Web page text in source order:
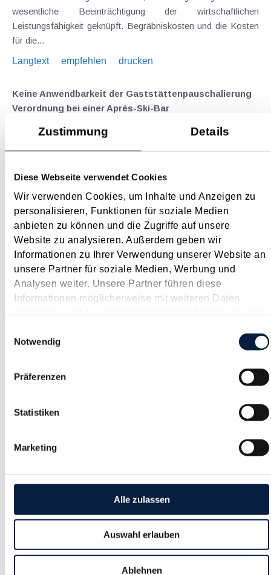
Zustimmung Details
Diese Webseite verwendet Cookies
Wir verwenden Cookies, um Inhalte und Anzeigen zu
personalisieren, Funktionen für soziale Medien
anbieten zu können und die Zugriffe auf unsere
Website zu analysieren. Außerdem geben wir
Informationen zu Ihrer Verwendung unserer Website an
unsere Partner für soziale Medien, Werbung und
Analysen weiter. Unsere Partner führen diese
Informationen möglicherweise mit weiteren Daten
zusammen, die Sie ihnen bereitgestellt haben oder die
haben.
Notwendig
Präferenzen
Statistiken
Marketing
Alle zulassen
Auswahl erlauben
Ablehnen
wesentliche Beeinträchtigung der wirtschaftlichen
Leistungsfähigkeit geknüpft. Begräbniskosten und die Kosten
für die...
Langtext
empfehlen drucken
Keine Anwendbarkeit der Gaststättenpauschalierung
Verordnung bei einer Après-Ski-Bar
August 2011
Nach den Bestimmungen der Gaststättenpauschalierung VO
Beherbergungsbetrieb mit einem Durchschnittssatz von 2.180
€ zuzüglich 5,5% der Betriebseinnahmen einschließlich
Umsatzsteuer, mindestens aber mit einem Betrag von...
Langtext
empfehlen drucken
VwGH zur Abzugsfähigkeit der Kosten einer
Mediationsausbildung eines Finanzbeamten
August 2011
Nicht oft bieten Finanzbeamte in der Position als betroffene
Rechtsprechung. In einem jüngst ergangenen Erkenntnis des
mit der Abzugsfähigkeit der von einem...
führt nicht immer zu Zwangsstrafen
Kapitalgesellschaften mit Bilanzstichtag zum 31. Dezember
2010 sind bis 30. September 2011 verpflichtet ,
Jahresabschluss samt Lagebericht beim Firmenbuch
Einhaltung der Offenlegungspflichten – dazu zählt...